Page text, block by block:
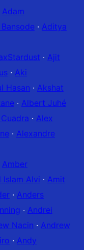
Adam
· Aditya
· Ajit
· Aki
Hasan · Akshat
· Albert Juhé
· Alex
· Alexandre
Amber
Islam Alvi · Amit
· Anders
· Andrei
Nacin · Andrew
· Andy